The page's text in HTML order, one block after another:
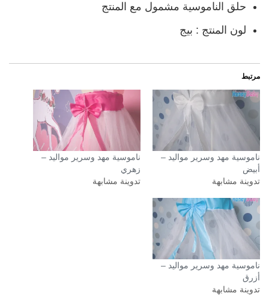
حلق الناموسية مشمول مع المنتج
لون المنتج : بيج
مرتبط
ناموسية مهد وسرير مواليد –
أبيض
تدوينة مشابهة
ناموسية مهد وسرير مواليد –
زهري
تدوينة مشابهة
ناموسية مهد وسرير مواليد –
أزرق
تدوينة مشابهة